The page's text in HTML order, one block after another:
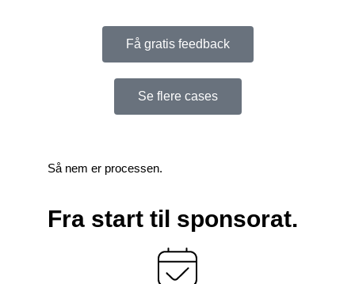
Få gratis feedback
Se flere cases
Så nem er processen.
Fra start til sponsorat.